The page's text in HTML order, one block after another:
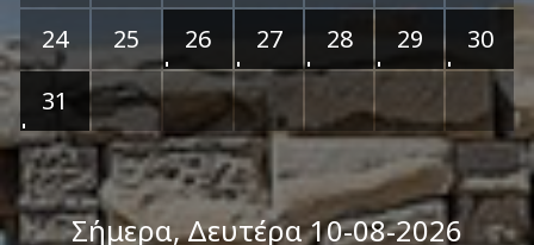
24
25 26 27 28 29
30
31
Σήμερα, Δευτέρα 10-08-2026